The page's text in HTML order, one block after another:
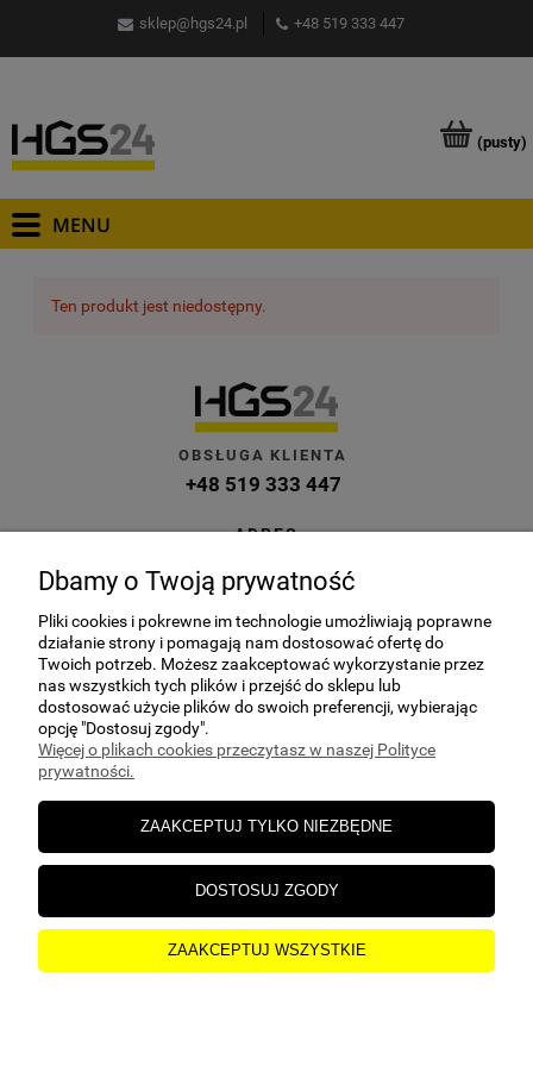
sklep@hgs24.pl +48 519 333 447
(pusty)
Ten produkt jest niedostępny.
OBSŁUGA KLIENTA
+48 519 333 447
ADRES
Kujawski
E-MAIL
sklep@hgs24.pl
Dbamy o Twoją prywatność
Pliki cookies i pokrewne im technologie umożliwiają poprawne
działanie strony i pomagają nam dostosować ofertę do
Twoich potrzeb. Możesz zaakceptować wykorzystanie przez
nas wszystkich tych plików i przejść do sklepu lub
dostosować użycie plików do swoich preferencji, wybierając
opcję "Dostosuj zgody".
Więcej o plikach cookies przeczytasz w naszej Polityce
prywatności.
ZAAKCEPTUJ TYLKO NIEZBĘDNE
DOSTOSUJ ZGODY
ZAAKCEPTUJ WSZYSTKIE